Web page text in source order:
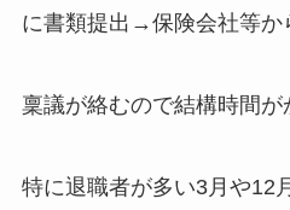
に書類提出→保険会社等か
稟議が絡むので結構時間が
特に退職者が多い3月や12